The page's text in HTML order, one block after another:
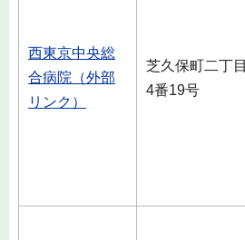
西東京中央総
合病院（外部
リンク）
芝久保町二丁目
4番19号